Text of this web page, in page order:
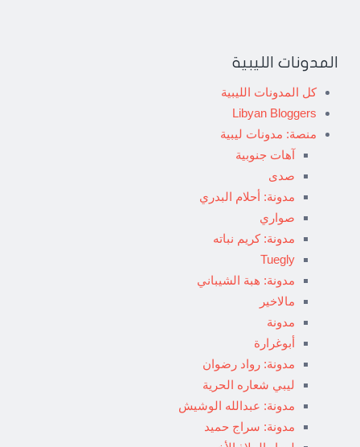
المدونات الليبية
كل المدونات الليبية
Libyan Bloggers
منصة: مدونات ليبية
آهات جنوبية
صدى
مدونة: أحلام البدري
صواري
مدونة: كريم نباته
Tuegly
مدونة: هبة الشيباني
مالاخير
مدونة
أبوغرارة
مدونة: رواد رضوان
ليبي شعاره الحرية
مدونة: عبدالله الوشيش
مدونة: سراج حميد